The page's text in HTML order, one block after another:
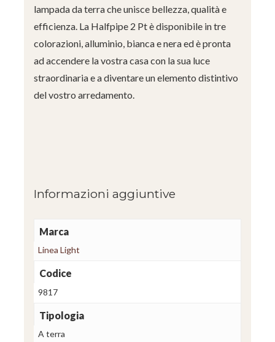
lampada da terra che unisce bellezza, qualità e
efficienza. La Halfpipe 2 Pt è disponibile in tre
colorazioni, alluminio, bianca e nera ed è pronta
ad accendere la vostra casa con la sua luce
straordinaria e a diventare un elemento distintivo
del vostro arredamento.
Informazioni aggiuntive
Marca
Linea Light
Codice
9817
Tipologia
A terra